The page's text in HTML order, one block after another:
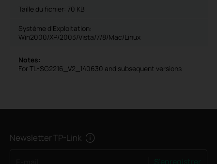
Taille du fichier: 70 KB
Système d'Exploitation:
Win2000/XP/2003/Vista/7/8/Mac/Linux
Notes:
For TL-SG2216_V2_140630 and subsequent versions
Newsletter TP-Link